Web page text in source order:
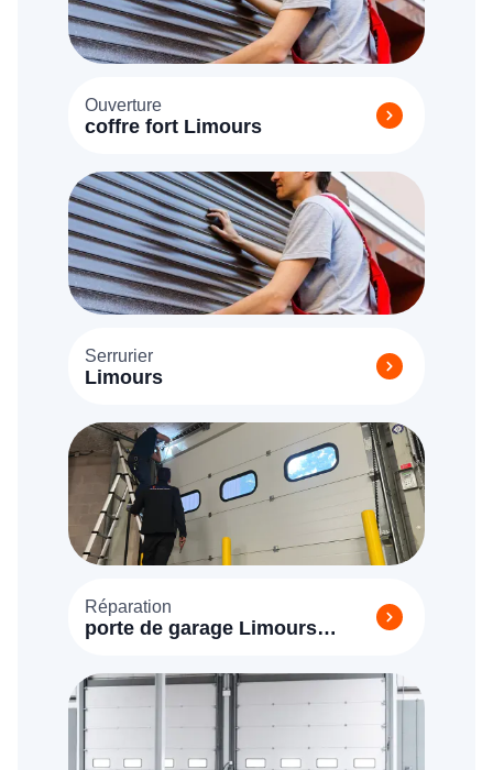
Ouverture
coffre fort Limours
Serrurier
Limours
Réparation
porte de garage Limours